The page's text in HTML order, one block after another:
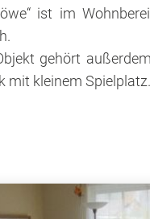
ist im
gehört
mit kleinem Spielplatz.